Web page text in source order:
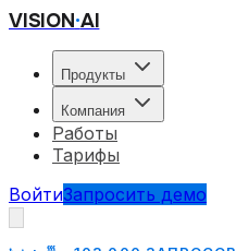
VISION·AI
Продукты
Компания
Работы
Тарифы
ВойтиЗапросить демо